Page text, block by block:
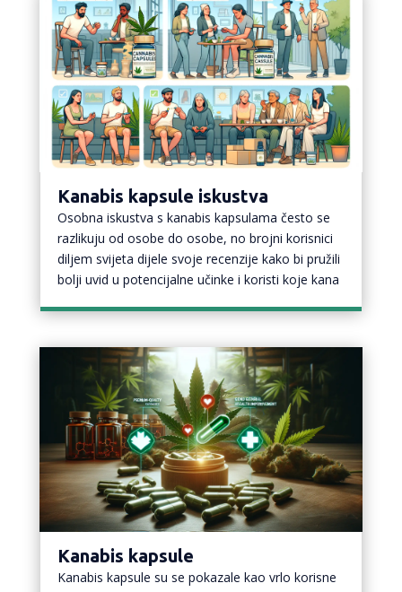
Kanabis kapsule iskustva
Osobna iskustva s kanabis kapsulama često se
razlikuju od osobe do osobe, no brojni korisnici
diljem svijeta dijele svoje recenzije kako bi pružili
bolji uvid u potencijalne učinke i koristi koje kana
Kanabis kapsule
Kanabis kapsule su se pokazale kao vrlo korisne